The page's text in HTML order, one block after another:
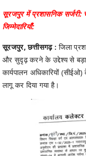
सूरजपुर में प्रशासनिक सर्जरी:
जिम्मेदारियाँ:
सूरजपुर, छत्तीसगढ़ : जिला
और सुदृढ़ करने के उद्देश्य से
कार्यपालन अधिकारियों
लागू कर दिया गया है।